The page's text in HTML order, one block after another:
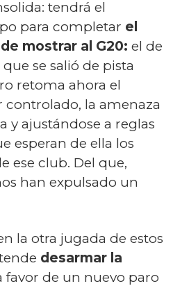
tendrá el
para completar el
mostrar al G20: el de
se salió de pista
retoma ahora el
la amenaza
y ajustándose a reglas
esperan de ella los
ese club. Del que,
han expulsado un
la otra jugada de estos
desarmar la
favor de un nuevo paro